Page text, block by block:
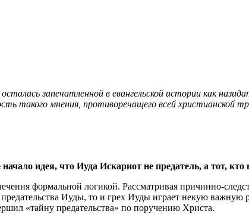
запечатленной в евангельской истории как
такого мнения, противоречащего всей христианской
идея, что Иуда Искариот не предатель, а тот,
формальной логикой. Рассматривая причинно-
Иуды, то и грех Иуды играет некую
«тайну предательства» по поручению Христа.